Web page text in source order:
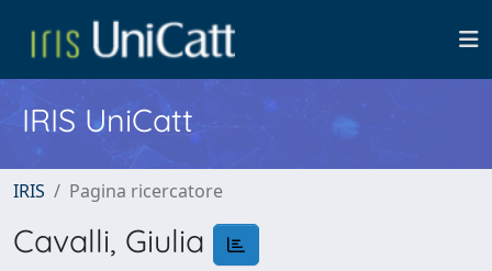
IRIS UniCatt
IRIS Pagina ricercatore
Cavalli, Giulia